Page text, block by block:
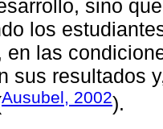
sino
los
en las
sus resultados
Ausubel, 2002).